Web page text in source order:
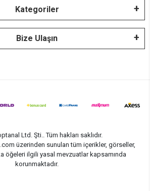
Kategoriler
Bize Ulaşın
Ltd. Şti.. Tüm hakları saklıdır.
üzerinden sunulan tüm içerikler, görseller,
öğeleri ilgili yasal mevzuatlar kapsamında
korunmaktadır.